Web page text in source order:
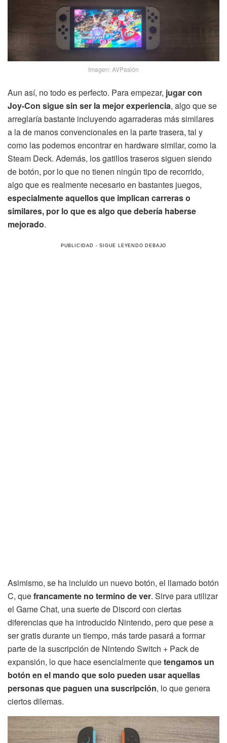
Imagen: AVPasión
Aun así, no todo es perfecto. Para empezar, jugar con
Joy-Con sigue sin ser la mejor experiencia, algo que se
arreglaría bastante incluyendo agarraderas más similares
a la de manos convencionales en la parte trasera, tal y
como las podemos encontrar en hardware similar, como la
Steam Deck. Además, los gatillos traseros siguen siendo
de botón, por lo que no tienen ningún tipo de recorrido,
algo que es realmente necesario en bastantes juegos,
especialmente aquellos que implican carreras o
similares, por lo que es algo que debería haberse
mejorado.
Asimismo, se ha incluido un nuevo botón, el llamado botón
C, quefrancamente no termino de ver. Sirve para utilizar
el Game Chat, una suerte de Discord con ciertas
diferencias que ha introducido Nintendo, pero que pese a
ser gratis durante un tiempo, más tarde pasará a formar
parte de la suscripción de Nintendo Switch + Pack de
expansión, lo que hace esencialmente quetengamos un
botón en el mando que solo pueden usar aquellas
personas que paguen una suscripción, lo que genera
ciertos dilemas.